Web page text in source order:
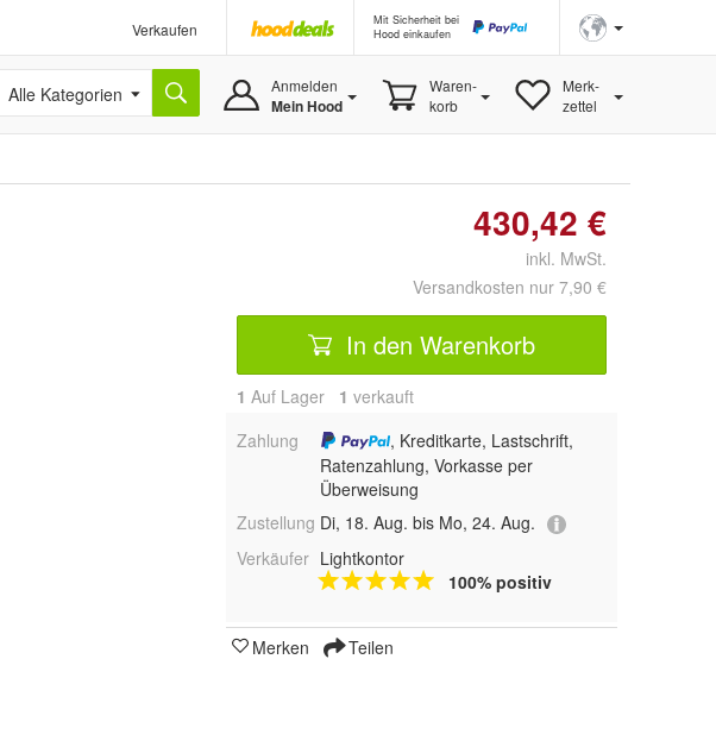
Verkaufen
Mit Sicherheit bei
Hood einkaufen
Alle Kategorien Anmelden
Mein Hood
Waren-
korb
Merk-
zettel
430,42 €
inkl. MwSt.
Versandkosten nur 7,90 €
In den Warenkorb
1 Auf Lager 1 verkauft
Zahlung
, Kreditkarte, Lastschrift,
Ratenzahlung, Vorkasse per
Überweisung
Zustellung Di, 18. Aug. bis Mo, 24. Aug.
Verkäufer Lightkontor
100% positiv
Merken Teilen